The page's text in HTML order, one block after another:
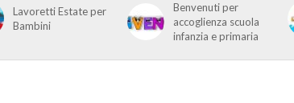
Lavoretti Estate per
Bambini
Benvenuti per
accoglienza scuola
infanzia e primaria